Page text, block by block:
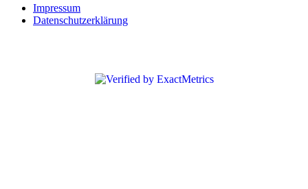
Impressum
Datenschutzerklärung